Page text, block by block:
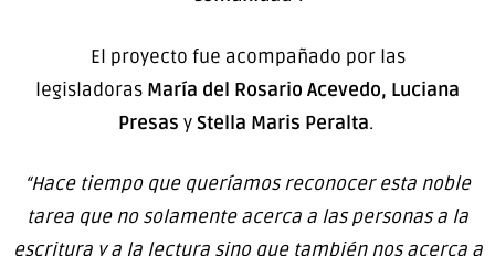
El proyecto fue acompañado por las
legisladoras María del Rosario Acevedo, Luciana
Presas yStella Maris Peralta.
“Hace tiempo que queríamos reconocer esta noble
tarea que no solamente acerca a las personas a la
escritura y a la lectura sino que también nos acerca a